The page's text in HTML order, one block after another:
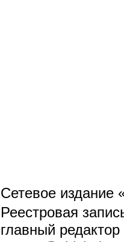
Сетевое издание
Реестровая
главный